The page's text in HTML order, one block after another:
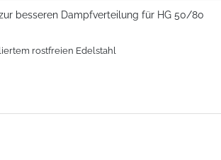
besseren Dampfverteilung für HG 50/80
rostfreien Edelstahl